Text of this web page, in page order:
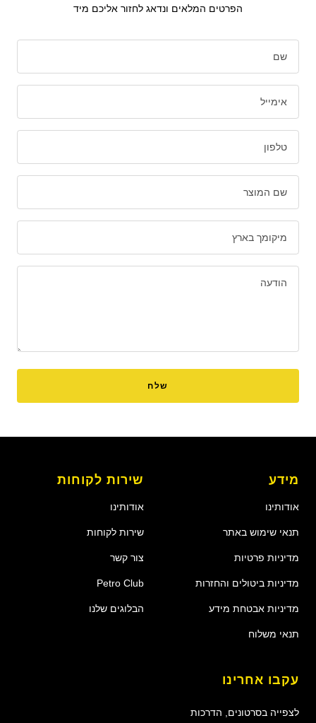
הפרטים המלאים ונדאג לחזור אליכם מיד
שם
אימייל
טלפון
שם המוצר
מיקומך בארץ
הודעה
שלח
מידע
אודותינו
תנאי שימוש באתר
מדיניות פרטיות
מדיניות ביטולים והחזרות
מדיניות אבטחת מידע
תנאי משלוח
שירות לקוחות
אודותינו
שירות לקוחות
צור קשר
Petro Club
הבלוגים שלנו
עקבו אחרינו
לצפייה בסרטונים, הדרכות